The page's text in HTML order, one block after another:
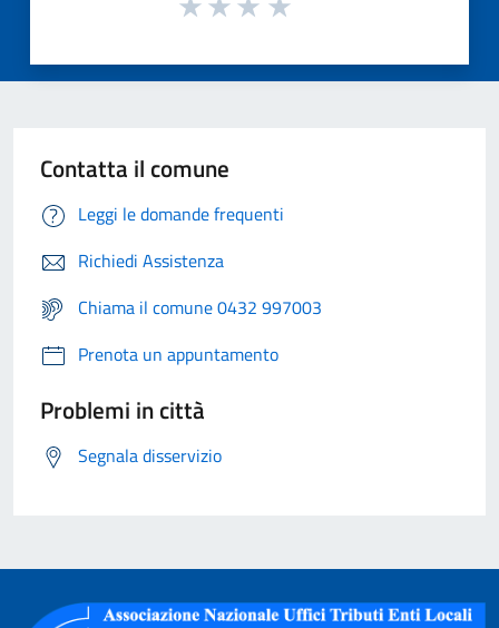
Contatta il comune
Leggi le domande frequenti
Richiedi Assistenza
Chiama il comune 0432 997003
Prenota un appuntamento
Problemi in città
Segnala disservizio